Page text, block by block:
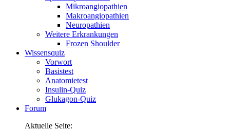
Mikroangiopathien
Makroangiopathien
Neuropathien
Weitere Erkrankungen
Frozen Shoulder
Wissensquiz
Vorwort
Basistest
Anatomietest
Insulin-Quiz
Glukagon-Quiz
Forum
Aktuelle Seite: